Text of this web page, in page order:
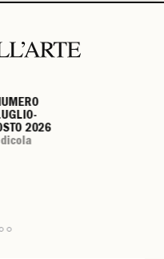
2026
2026
2026
2026